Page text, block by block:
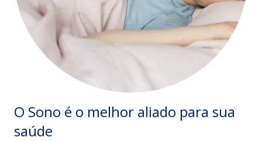
O Sono é o melhor aliado para sua
saúde